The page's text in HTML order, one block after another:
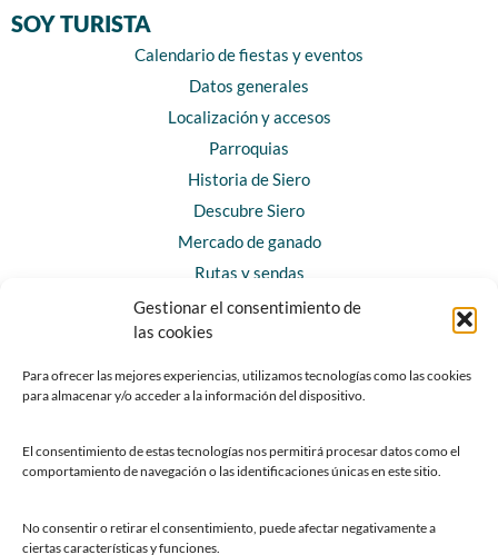
Gestionar el consentimiento de
las cookies
Para ofrecer las mejores experiencias, utilizamos tecnologías como las cookies
para almacenar y/o acceder a la información del dispositivo.
El consentimiento de estas tecnologías nos permitirá procesar datos como el
comportamiento de navegación o las identificaciones únicas en este sitio.
No consentir o retirar el consentimiento, puede afectar negativamente a
ciertas características y funciones.
SOY TURISTA
Calendario de fiestas y eventos
Datos generales
Localización y accesos
Parroquias
Historia de Siero
Descubre Siero
Mercado de ganado
Rutas y sendas
Horarios y contacto
Teléfonos de interés
Chatbot Siero
SEDES ELECTRÓNICAS
Sede del Ayuntamiento de Siero